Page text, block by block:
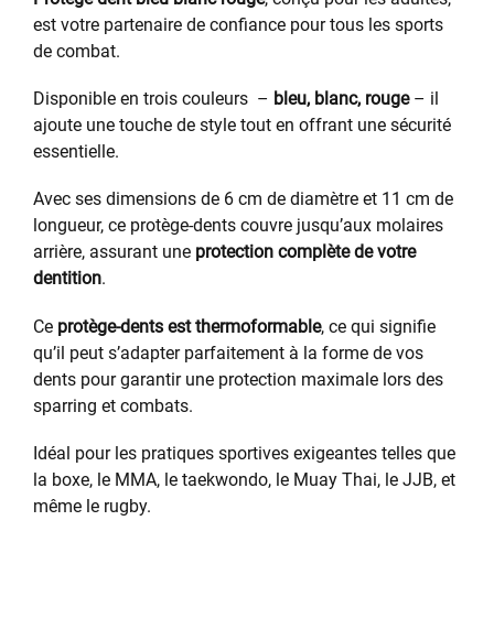
est votre partenaire de confiance pour tous les sports
de combat.
Disponible en trois couleurs – bleu, blanc, rouge– il
ajoute une touche de style tout en offrant une sécurité
essentielle.
Avec ses dimensions de 6 cm de diamètre et 11 cm de
longueur, ce protège-dents couvre jusqu’aux molaires
arrière, assurant une protection complète de votre
dentition.
Ce protège-dents est thermoformable, ce qui signifie
qu’il peut s’adapter parfaitement à la forme de vos
dents pour garantir une protection maximale lors des
sparring et combats.
Idéal pour les pratiques sportives exigeantes telles que
la boxe, le MMA, le taekwondo, le Muay Thai, le JJB, et
même le rugby.